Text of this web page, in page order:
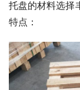
托盘的材料选择
特点：